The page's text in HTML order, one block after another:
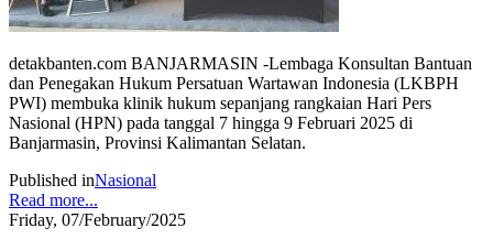
detakbanten.com BANJARMASIN -Lembaga Konsultan Bantuan
dan Penegakan Hukum Persatuan Wartawan Indonesia (LKBPH
PWI) membuka klinik hukum sepanjang rangkaian Hari Pers
Nasional (HPN) pada tanggal 7 hingga 9 Februari 2025 di
Banjarmasin, Provinsi Kalimantan Selatan.
Published inNasional
Read more...
Friday, 07/February/2025